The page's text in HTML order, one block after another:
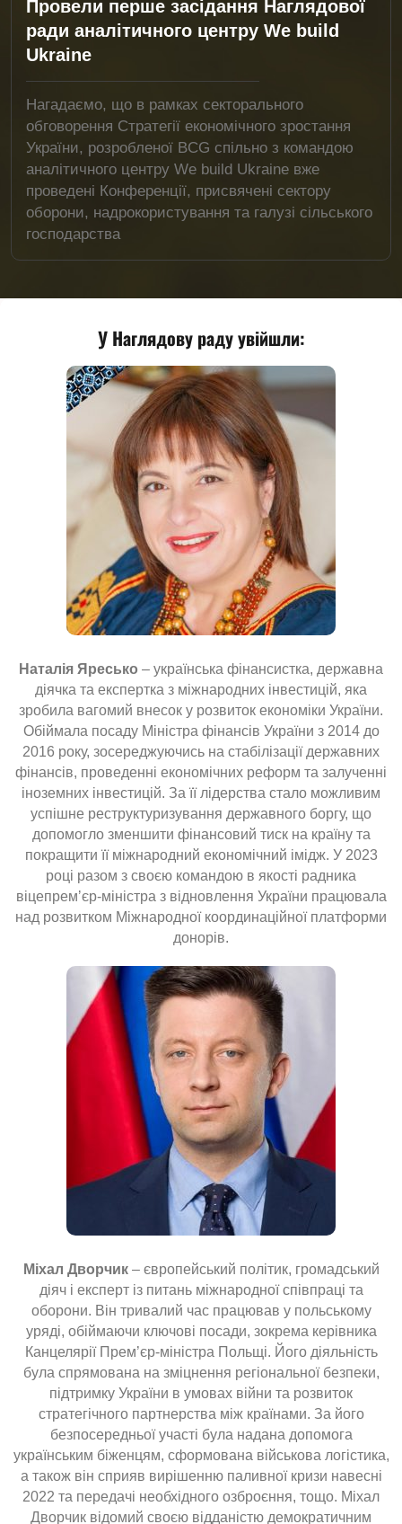
Провели перше засідання Наглядової
ради аналітичного центру We build
Ukraine
Нагадаємо, що в рамках секторального
обговорення Стратегії економічного зростання
України, розробленої BCG спільно з командою
аналітичного центру We build Ukraine вже
проведені Конференції, присвячені сектору
оборони, надрокористування та галузі сільського
господарства
У Наглядову раду увійшли:
Наталія Яресько – українська фінансистка, державна
діячка та експертка з міжнародних інвестицій, яка
зробила вагомий внесок у розвиток економіки України.
Обіймала посаду Міністра фінансів України з 2014 до
2016 року, зосереджуючись на стабілізації державних
фінансів, проведенні економічних реформ та залученні
іноземних інвестицій. За її лідерства стало можливим
успішне реструктуризування державного боргу, що
допомогло зменшити фінансовий тиск на країну та
покращити її міжнародний економічний імідж. У 2023
році разом з своєю командою в якості радника
віцепремʼєр-міністра з відновлення України працювала
над розвитком Міжнародної координаційної платформи
донорів.
Міхал Дворчик– європейський політик, громадський
діяч і експерт із питань міжнародної співпраці та
оборони. Він тривалий час працював у польському
уряді, обіймаючи ключові посади, зокрема керівника
Канцелярії Прем’єр-міністра Польщі. Його діяльність
була спрямована на зміцнення регіональної безпеки,
підтримку України в умовах війни та розвиток
стратегічного партнерства між країнами. За його
безпосередньої участі була надана допомога
українським біженцям, сформована військова логістика,
а також він сприяв вирішенню паливної кризи навесні
2022 та передачі необхідного озброєння, тощо. Міхал
Дворчик відомий своєю відданістю демократичним